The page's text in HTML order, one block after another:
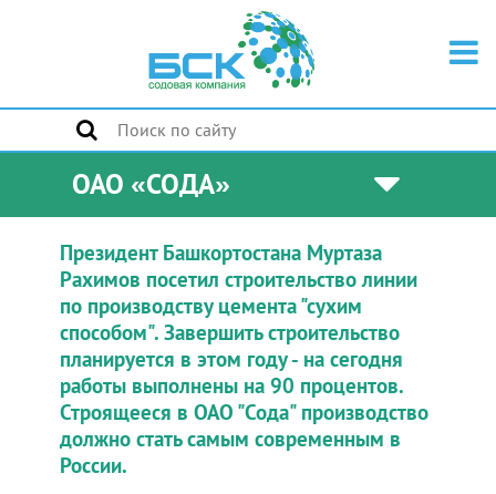
ОАО «СОДА»
Президент Башкортостана Муртаза
Рахимов посетил строительство линии
по производству цемента "сухим
способом". Завершить строительство
планируется в этом году - на сегодня
работы выполнены на 90 процентов.
Строящееся в ОАО "Сода" производство
должно стать самым современным в
России.